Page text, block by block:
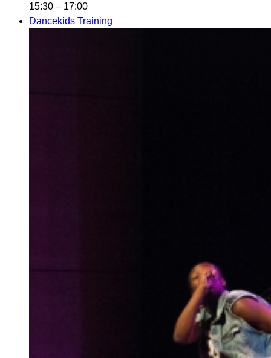
15:30 – 17:00
Dancekids Training